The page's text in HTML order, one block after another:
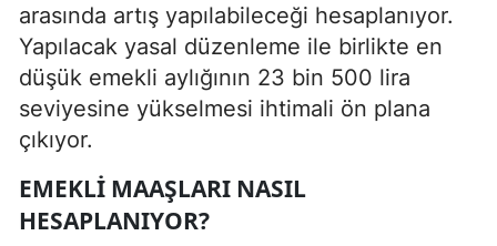
arasında artış yapılabileceği hesaplanıyor.
Yapılacak yasal düzenleme ile birlikte en
düşük emekli aylığının 23 bin 500 lira
seviyesine yükselmesi ihtimali ön plana
çıkıyor.
EMEKLI MAAŞLARI NASIL
HESAPLANIYOR?